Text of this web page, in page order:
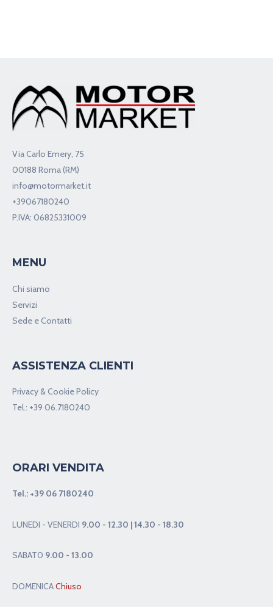
Via Carlo Emery, 75
00188 Roma (RM)
info@motormarket.it
+39067180240
P.IVA: 06825331009
MENU
Chi siamo
Servizi
Sede e Contatti
ASSISTENZA CLIENTI
Privacy & Cookie Policy
Tel.: +39 06.7180240
ORARI VENDITA
Tel.: +39 06 7180240
LUNEDI - VENERDI 9.00 - 12.30 | 14.30 - 18.30
SABAT0 9.00 - 13.00
DOMENICAChiuso